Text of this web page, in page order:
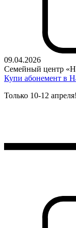
09.04.2026
Семейный центр
Купи абонемент в
Только 10-12 апреля!